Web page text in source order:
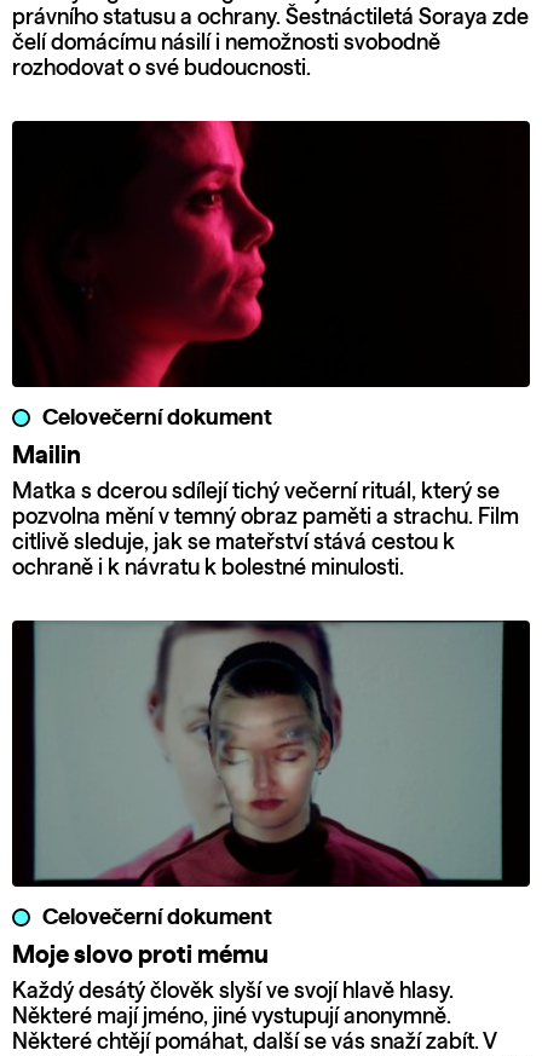
právního statusu a ochrany. Šestnáctiletá Soraya zde
čelí domácímu násilí i nemožnosti svobodně
rozhodovat o své budoucnosti.
Celovečerní dokument
Mailin
Matka s dcerou sdílejí tichý večerní rituál, který se
pozvolna mění v temný obraz paměti a strachu. Film
citlivě sleduje, jak se mateřství stává cestou k
ochraně i k návratu k bolestné minulosti.
Celovečerní dokument
Moje slovo proti mému
Každý desátý člověk slyší ve svojí hlavě hlasy.
Některé mají jméno, jiné vystupují anonymně.
Některé chtějí pomáhat, další se vás snaží zabít. V